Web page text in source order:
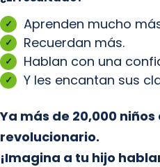
Aprenden mucho
Recuerdan más.
Hablan con una
Y les encantan sus
Ya más de 20,000
revolucionario.
¡Imagina a tu hijo